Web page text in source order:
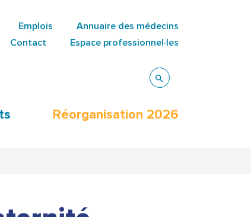
Emplois
Annuaire des médecins
Contact Espace professionnel·les
Réorganisation 2026